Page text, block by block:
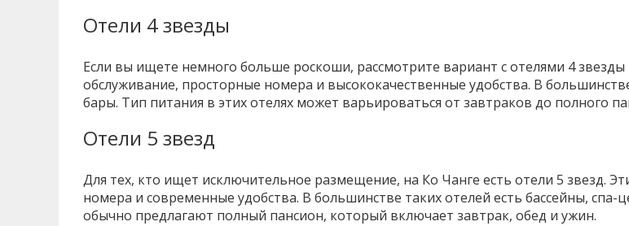
Отели 4 звезды
Если вы ищете немного больше роскоши, рассмотрите вариант с отелями 4
обслуживание, просторные номера и высококачественные удобства. В
бары. Тип питания в этих отелях может варьироваться от завтраков до полного
Отели 5 звезд
Для тех, кто ищет исключительное размещение, на Ко Чанге есть отели 5 звезд.
номера и современные удобства. В большинстве таких отелей есть бассейны,
обычно предлагают полный пансион, который включает завтрак, обед и ужин.